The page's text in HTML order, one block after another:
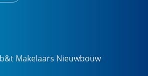
Makelaars Nieuwbouw